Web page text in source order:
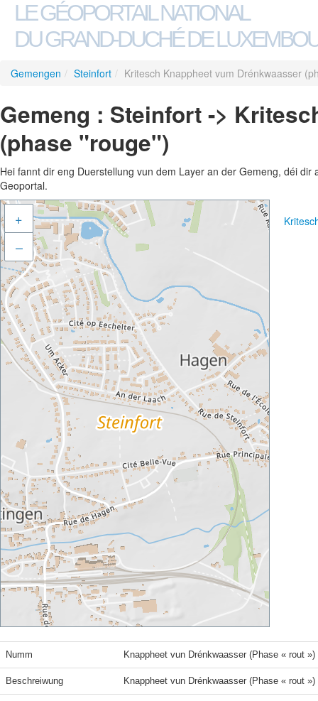
LE GÉOPORTAIL NATIONAL
DU GRAND-DUCHÉ DE
Gemengen / Steinfort / Kritesch Knappheet vum Drénkwaasser
Gemeng : Steinfort ->
(phase "rouge")
Hei fannt dir eng Duerstellung vun dem Layer an der Gemeng, déi
Geoportal.
+
–
Numm Knappheet vun Drénkwaasser (Phase « rout »)
Beschreiwung Knappheet vun Drénkwaasser (Phase « rout »)